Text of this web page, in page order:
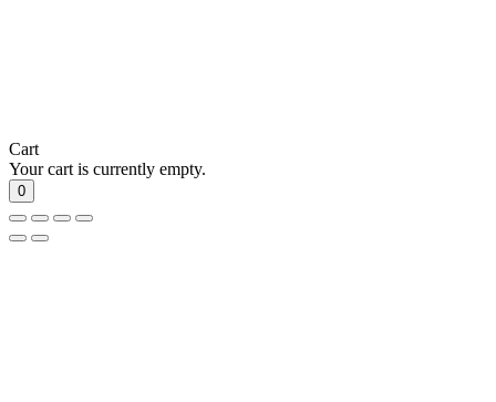
Cart
Your cart is currently empty.
0